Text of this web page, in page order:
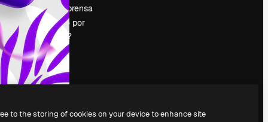
Sala de imprensa
Procurando por
magnific.ai?
to the storing of cookies on your device to enhance site